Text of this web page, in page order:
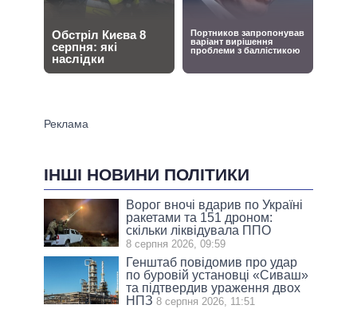
ІНШІ НОВИНИ ПОЛІТИКИ
Ворог вночі вдарив по Україні
ракетами та 151 дроном:
скільки ліквідувала ППО
8 серпня 2026, 09:59
Генштаб повідомив про удар
по буровій установці «Сиваш»
та підтвердив ураження двох
НПЗ 8 серпня 2026, 11:51